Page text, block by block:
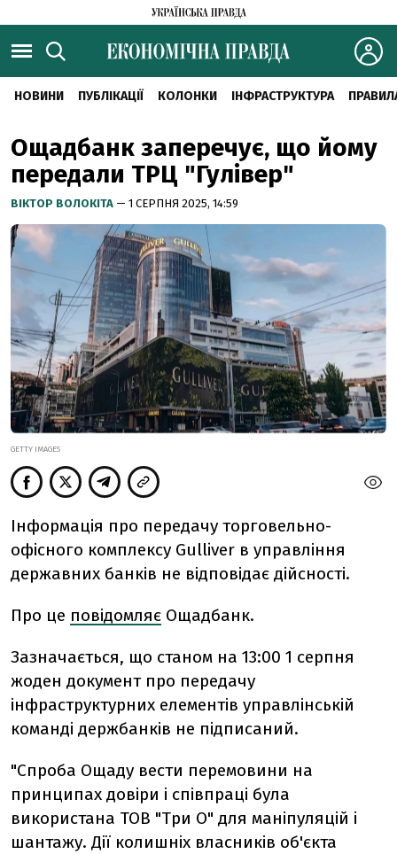
НОВИНИ ПУБЛІКАЦІЇ КОЛОНКИ ІНФРАСТРУКТУРА
Ощадбанк заперечує, що йому
передали ТРЦ "Гулівер"
ВІКТОР ВОЛОКІТА — 1 СЕРПНЯ 2025, 14:59
GETTY IMAGES
Інформація про передачу торговельно-
офісного комплексу Gulliver в управління
державних банків не відповідає дійсності.
Про це повідомляє Ощадбанк.
Зазначається, що станом на 13:00 1 серпня
жоден документ про передачу
інфраструктурних елементів управлінській
команді держбанків не підписаний.
"Спроба Ощаду вести перемовини на
принципах довіри і співпраці була
використана ТОВ "Три О" для маніпуляцій і
шантажу. Дії колишніх власників об'єкта